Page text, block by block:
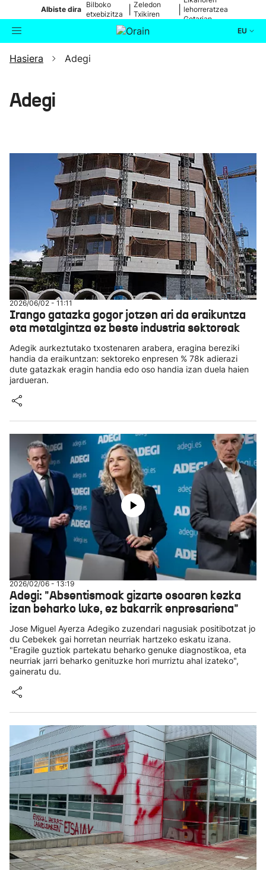
Albiste dira
Bilboko
etxebizitza
Zeledon
Txikiren
lehorreratzea
Getarian
EU
Bilatzailea
Ikusmiran
Eguraldia
Hasiera Adegi
Adegi
2026/06/02 - 11:11
Irango gatazka gogor jotzen ari da eraikuntza
eta metalgintza ez beste industria sektoreak
Adegik aurkeztutako txostenaren arabera, eragina bereziki
handia da eraikuntzan: sektoreko enpresen % 78k adierazi
dute gatazkak eragin handia edo oso handia izan duela haien
jardueran.
2026/02/06 - 13:19
Adegi: "Absentismoak gizarte osoaren kezka
izan beharko luke, ez bakarrik enpresariena"
Jose Miguel Ayerza Adegiko zuzendari nagusiak positibotzat jo
du Cebekek gai horretan neurriak hartzeko eskatu izana.
"Eragile guztiok partekatu beharko genuke diagnostikoa, eta
neurriak jarri beharko genituzke hori murriztu ahal izateko",
gaineratu du.